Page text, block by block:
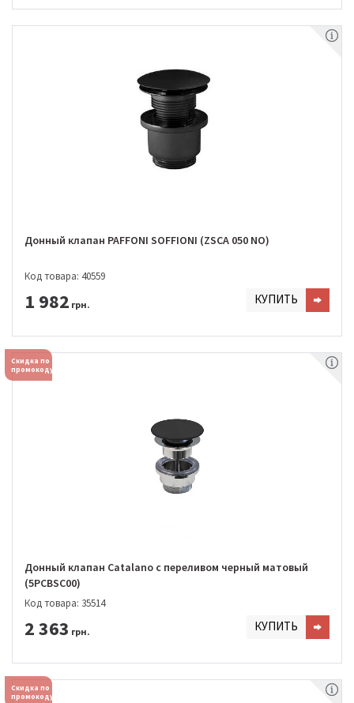
Донный клапан PAFFONI SOFFIONI (ZSCA 050 NO)
Код товара: 40559
1 982 грн. КУПИТЬ
Скидка по
промокоду
Донный клапан Catalano с переливом черный матовый
(5PCBSC00)
Код товара: 35514
2 363 грн. КУПИТЬ
Скидка по
промокоду